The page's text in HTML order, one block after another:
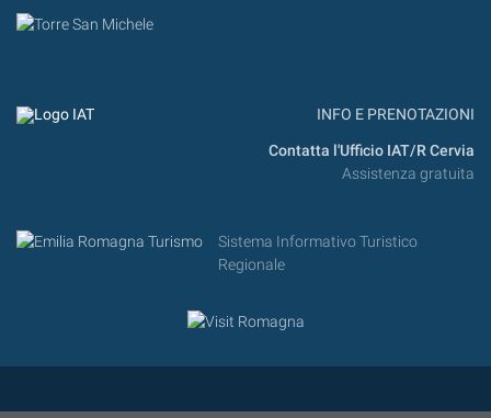
INFO E PRENOTAZIONI
Contatta l'Ufficio IAT/R Cervia
Assistenza gratuita
Sistema Informativo Turistico
Regionale